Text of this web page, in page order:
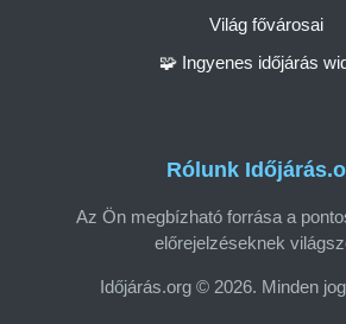
Rólunk
Az Ön megbízható forrása a
előrejelzéseknek
Időjárás.org © 2026. Minden
Világ fővárosai
🧩 Ingyenes időjárás